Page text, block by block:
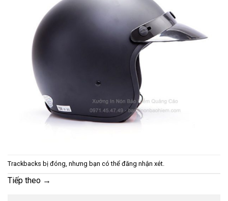
Trackbacks bị đóng, nhưng bạn có thể đăng nhận xét
Tiếp theo →